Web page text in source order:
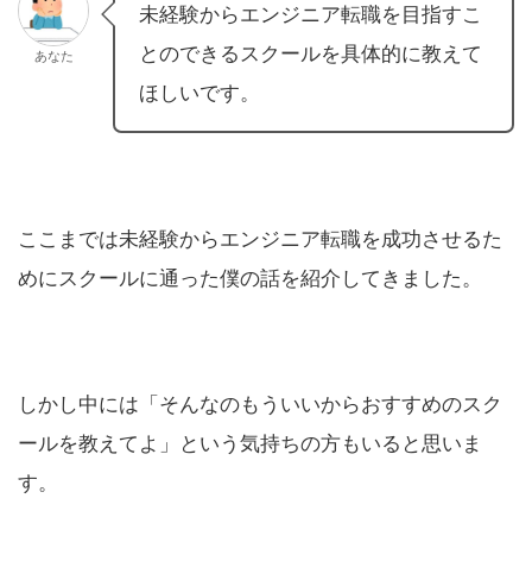
あなた
未経験からエンジニア転職を目指すこ
とのできるスクールを具体的に教えて
ほしいです。
ここまでは未経験からエンジニア転職を成功させるた
めにスクールに通った僕の話を紹介してきました。
しかし中には「そんなのもういいからおすすめのスク
ールを教えてよ」という気持ちの方もいると思いま
す。